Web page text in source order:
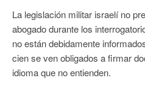
La legislación militar israelí no
abogado durante los
no están debidamente
cien se ven obligados a firmar
idioma que no entienden.